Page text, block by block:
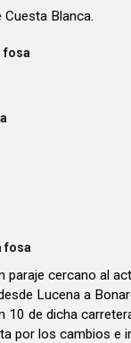
Cuesta Blanca.
fosa
fosa
paraje cercano al
Lucena a
10 de dicha
por los cambios e